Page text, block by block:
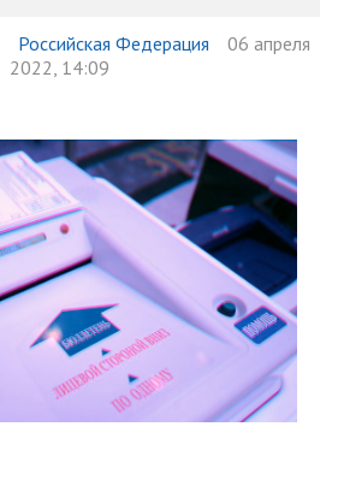
Российская Федерация
06 апреля
2022, 14:09